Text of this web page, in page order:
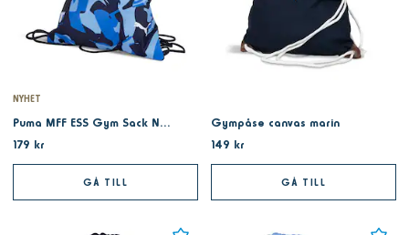
NYHET
Puma MFF ESS Gym Sack Navy-Team Light Blue
179 kr
GÅ TILL
Gympåse canvas marin
149 kr
GÅ TILL